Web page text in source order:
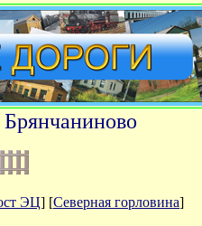
ЭЦ] [Северная горловина]